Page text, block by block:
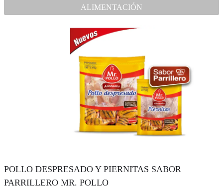
ALIMENTACIÓN
POLLO DESPRESADO Y PIERNITAS SABOR
PARRILLERO MR. POLLO